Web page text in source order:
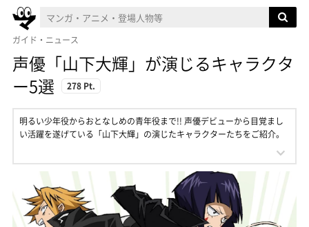
ガイド・ニュース
声優「山下大輝」が演じるキャラクタ
ー5選
278 Pt.
明るい少年役からおとなしめの青年役まで!! 声優デビューから目覚まし
い活躍を遂げている「山下大輝」の演じたキャラクターたちをご紹介。